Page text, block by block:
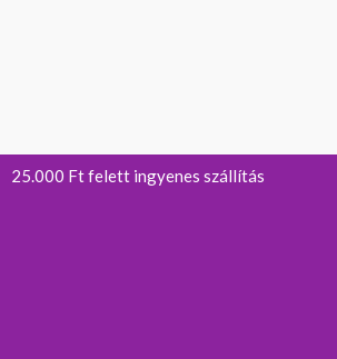
25.000 Ft felett ingyenes szállítás